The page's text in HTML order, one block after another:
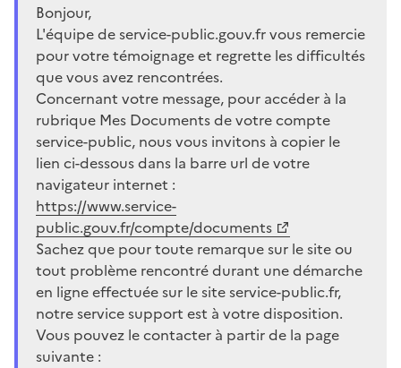
Bonjour,
L'équipe de service-public.gouv.fr vous remercie
pour votre témoignage et regrette les difficultés
que vous avez rencontrées.
Concernant votre message, pour accéder à la
rubrique Mes Documents de votre compte
service-public, nous vous invitons à copier le
lien ci-dessous dans la barre url de votre
navigateur internet :
https://www.service-
public.gouv.fr/compte/documents
Sachez que pour toute remarque sur le site ou
tout problème rencontré durant une démarche
en ligne effectuée sur le site service-public.fr,
notre service support est à votre disposition.
Vous pouvez le contacter à partir de la page
suivante :